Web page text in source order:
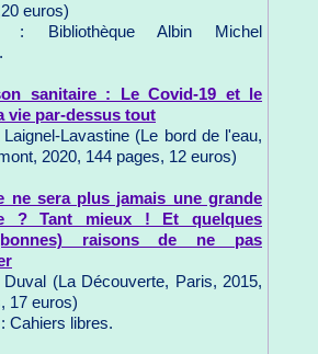
euros)
: Bibliothèque Albin Michel
sanitaire : Le Covid-19 et le
vie par-dessus tout
Lavastine (Le bord de l'eau,
2020, 144 pages, 12 euros)
ne sera plus jamais une grande
? Tant mieux ! Et quelques
raisons de ne pas
Duval (La Découverte, Paris, 2015,
17 euros)
Cahiers libres.